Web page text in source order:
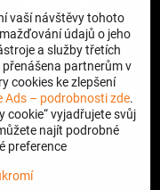
vaší návštěvy tohoto
údajů o jeho
a služby třetích
partnerům v
cookies ke zlepšení
Ads – podrobnosti zde.
cookie“ vyjadřujete svůj
najít podrobné
preference